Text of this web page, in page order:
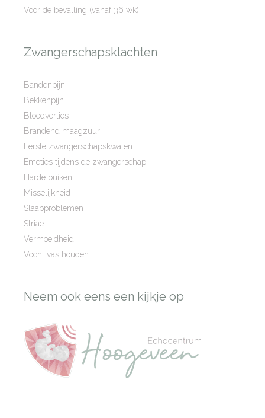
Voor de bevalling (vanaf 36 wk)
Zwangerschapsklachten
Bandenpijn
Bekkenpijn
Bloedverlies
Brandend maagzuur
Eerste zwangerschapskwalen
Emoties tijdens de zwangerschap
Harde buiken
Misselijkheid
Slaapproblemen
Striae
Vermoeidheid
Vocht vasthouden
Neem ook eens een kijkje op